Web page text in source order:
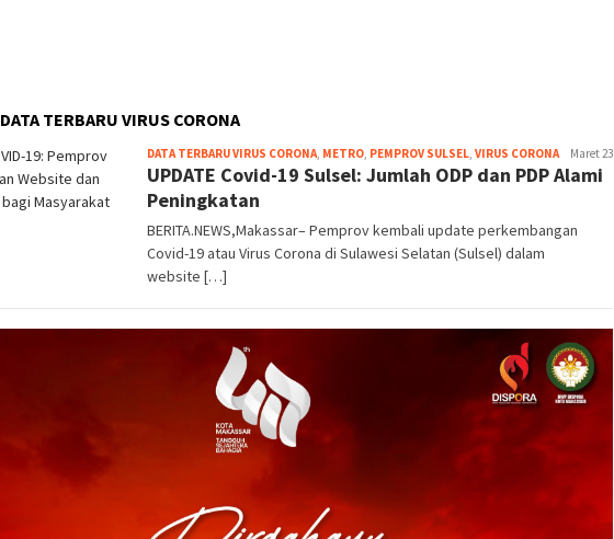
DATA TERBARU VIRUS CORONA
DATA TERBARU VIRUS CORONA, METRO, PEMPROV SULSEL, VIRUS CORONArootMaret 23
UPDATE Covid-19 Sulsel: Jumlah ODP dan PDP Alami
Peningkatan
BERITA.NEWS,Makassar– Pemprov kembali update perkembangan
Covid-19 atau Virus Corona di Sulawesi Selatan (Sulsel) dalam
website […]